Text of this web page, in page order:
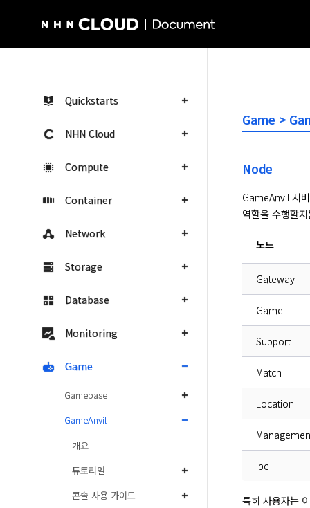
Quickstarts
NHN Cloud
Compute
Container
Network
Storage
Database
Monitoring
Game
Gamebase
GameAnvil
개요
튜토리얼
콘솔 사용 가이드
Game >
Node
GameAnvil 서
역할을 수행할
노드
Gateway
Game
Support
Match
Location
Ipc
특히 사용자는